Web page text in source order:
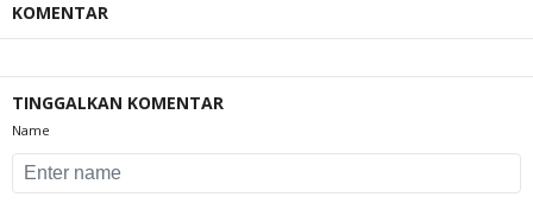
KOMENTAR
TINGGALKAN KOMENTAR
Name